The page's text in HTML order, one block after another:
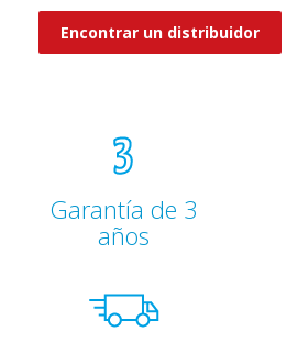
Encontrar un distribuidor
Garantía de 3
años